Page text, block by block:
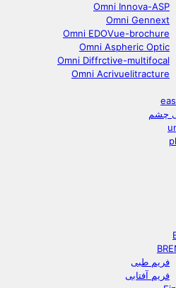
Omni Innova-ASP
Omni Gennext
Omni EDOVue-brochure
Omni Aspheric Optic
Omni Diffrctive-multifocal
Omni Acrivuelitracture
چشم
فریم طبی
فریم آفتابی